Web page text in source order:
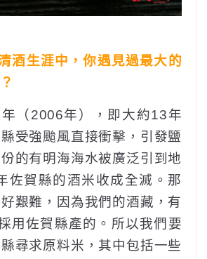
酒生涯中，你遇見過最大的
（2006年），即大約13年
受強颱風直接衝擊，引發鹽
的有明海海水被廣泛引到地
佐賀縣的酒米收成全滅。那
艱難，因為我們的酒藏，有
用佐賀縣產的。所以我們要
尋求原料米，其中包括一些